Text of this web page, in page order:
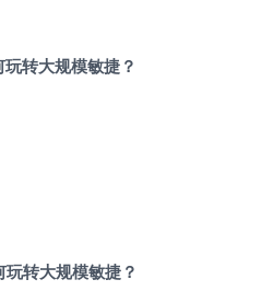
转大规模敏捷？
转大规模敏捷？